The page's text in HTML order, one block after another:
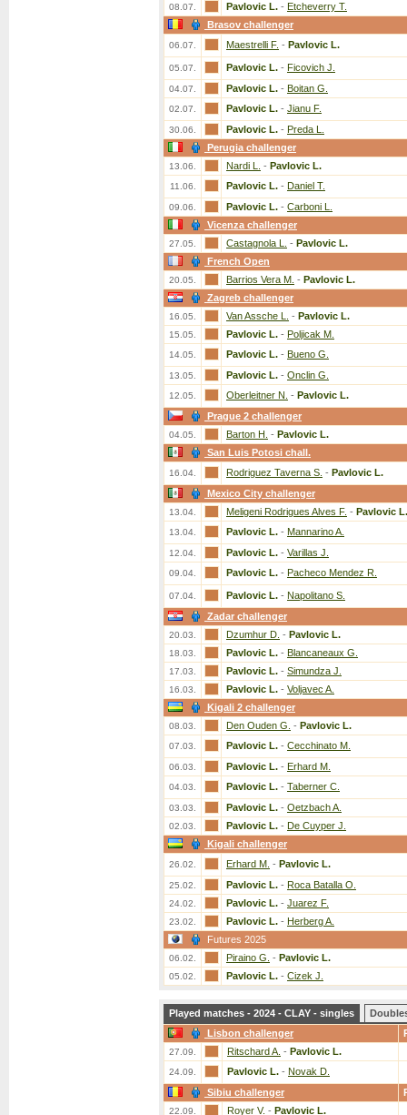
08.07. Pavlovic L. - Etcheverry T.
Brasov challenger
06.07. Maestrelli F. - Pavlovic L.
05.07. Pavlovic L. - Ficovich J.
04.07. Pavlovic L. - Boitan G.
02.07. Pavlovic L. - Jianu F.
30.06. Pavlovic L. - Preda L.
Perugia challenger
13.06. Nardi L. - Pavlovic L.
11.06. Pavlovic L. - Daniel T.
09.06. Pavlovic L. - Carboni L.
Vicenza challenger
27.05. Castagnola L. - Pavlovic L.
French Open
20.05. Barrios Vera M. - Pavlovic L.
Zagreb challenger
16.05. Van Assche L. - Pavlovic L.
15.05. Pavlovic L. - Poljicak M.
14.05. Pavlovic L. - Bueno G.
13.05. Pavlovic L. - Onclin G.
12.05. Oberleitner N. - Pavlovic L.
Prague 2 challenger
04.05. Barton H. - Pavlovic L.
San Luis Potosi chall.
16.04. Rodriguez Taverna S. - Pavlovic L.
Mexico City challenger
13.04. Meligeni Rodrigues Alves F. - Pavlovic L.
13.04. Pavlovic L. - Mannarino A.
12.04. Pavlovic L. - Varillas J.
09.04. Pavlovic L. - Pacheco Mendez R.
07.04. Pavlovic L. - Napolitano S.
Zadar challenger
20.03. Dzumhur D. - Pavlovic L.
18.03. Pavlovic L. - Blancaneaux G.
17.03. Pavlovic L. - Simundza J.
16.03. Pavlovic L. - Voljavec A.
Kigali 2 challenger
08.03. Den Ouden G. - Pavlovic L.
07.03. Pavlovic L. - Cecchinato M.
06.03. Pavlovic L. - Erhard M.
04.03. Pavlovic L. - Taberner C.
03.03. Pavlovic L. - Oetzbach A.
02.03. Pavlovic L. - De Cuyper J.
Kigali challenger
26.02. Erhard M. - Pavlovic L.
25.02. Pavlovic L. - Roca Batalla O.
24.02. Pavlovic L. - Juarez F.
23.02. Pavlovic L. - Herberg A.
Futures 2025
06.02. Piraino G. - Pavlovic L.
05.02. Pavlovic L. - Cizek J.
Played matches - 2024 - CLAY - singles
Lisbon challenger
27.09. Ritschard A. - Pavlovic L.
24.09. Pavlovic L. - Novak D.
Sibiu challenger
22.09. Royer V. - Pavlovic L.